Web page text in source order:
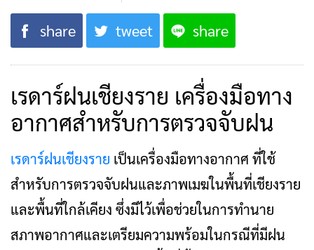
share tweet share
เรดาร์ฝนเชียงราย เครื่องมือทาง
อากาศสำหรับการตรวจจับฝน
เรดาร์ฝนเชียงราย เป็นเครื่องมือทางอากาศ ที่ใช้
สำหรับการตรวจจับฝนและภาพเมฆในพื้นที่เชียงราย
และพื้นที่ใกล้เคียง ซึ่งมีไว้เพื่อช่วยในการทำนาย
สภาพอากาศและเตรียมความพร้อมในกรณีที่มีฝน